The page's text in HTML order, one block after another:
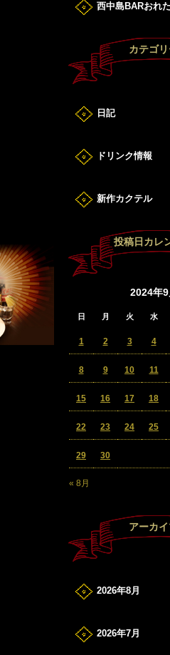
カテゴ
日記
ドリンク情報
新作カクテル
投稿日カレ
2024年9
日 月 火 水
« 8月
1 2 3 4
8 9 10 11
15 16 17 18
22 23 24 25
29 30
アーカ
2026年8月
2026年7月